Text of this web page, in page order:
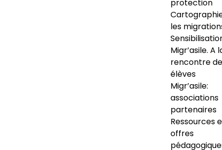
protection
les
Migr’asile. A
rencontre
élèves
Migr’asile:
associations
partenaires
Ressources
offres